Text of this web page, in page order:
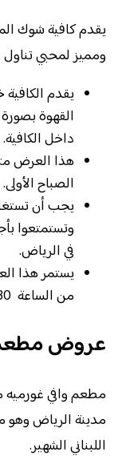
يقدم كافية شوك
ومميز لمحبي
يقدم
القهوة
داخل الكافية.
هذا العرض
الصباح الأولى.
يجب أن
وتستمتعوا
في الرياض.
يستمر هذا
من الساعة 8:30 صباحاً وحتى 12 ظهراً.
عروض مطعم
مطعم وافي
مدينة الرياض
اللبناني الشهير.